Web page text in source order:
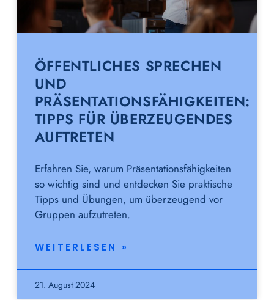
ÖFFENTLICHES SPRECHEN
UND
PRÄSENTATIONSFÄHIGKEITEN:
TIPPS FÜR ÜBERZEUGENDES
AUFTRETEN
Erfahren Sie, warum Präsentationsfähigkeiten
so wichtig sind und entdecken Sie praktische
Tipps und Übungen, um überzeugend vor
Gruppen aufzutreten.
WEITERLESEN »
21. August 2024